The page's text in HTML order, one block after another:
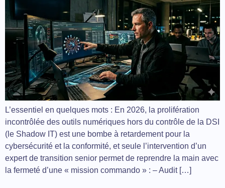
L’essentiel en quelques mots : En 2026, la prolifération
incontrôlée des outils numériques hors du contrôle de la DSI
(le Shadow IT) est une bombe à retardement pour la
cybersécurité et la conformité, et seule l’intervention d’un
expert de transition senior permet de reprendre la main avec
la fermeté d’une « mission commando » : – Audit […]